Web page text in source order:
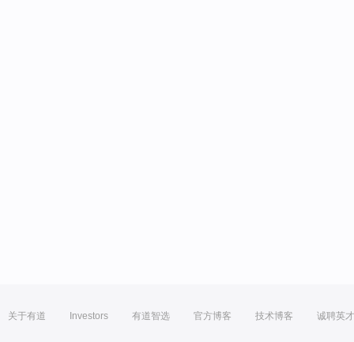
关于有道 Investors 有道智选 官方博客 技术博客 诚聘英才